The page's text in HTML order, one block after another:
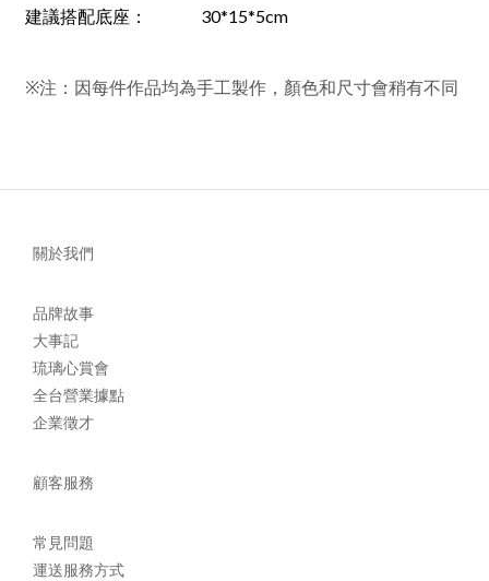
建議搭配底座： 30*15*5cm
※注：因每件作品均為手工製作，顏色和尺寸會稍有不同
關於我們
品牌故事
大事記
琉璃心賞會
全台營業據點
企業徵才
顧客服務
常見問題
運送服務方式